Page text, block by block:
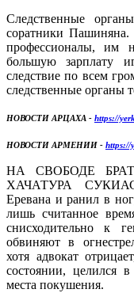
Следственные
соратники
профессионалы, им
большую зарплату
следствие по всем
следственные органы
НОВОСТИ АРЦАХА - https://
НОВОСТИ АРМЕНИИ - https://
НА СВОБОДЕ
ХАЧАТУРА
Еревана и ранил в
лишь считанное
снисходительно к
обвиняют в
хотя адвокат
состоянии, целился
места покушения.